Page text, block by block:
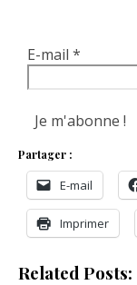
E-mail *
Partager :
E-mail
Imprimer
Related Posts: